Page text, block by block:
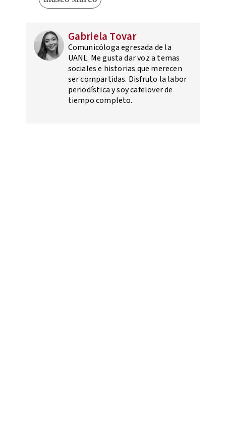
Gabriela Tovar
Comunicóloga egresada de la
UANL. Me gusta dar voz a temas
sociales e historias que merecen
ser compartidas. Disfruto la labor
periodística y soy cafelover de
tiempo completo.